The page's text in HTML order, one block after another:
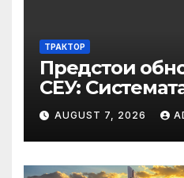
ТРАКТОР
Предстои
СЕУ:
временно
и 11 август 2026
AUGUST 7, 2026